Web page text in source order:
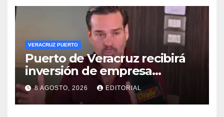
VERACRUZ PUERTO
Puerto de Veracruz recibirá
inversión de empresa
harinera: Eduardo Vega
8 AGOSTO, 2026 EDITORIAL